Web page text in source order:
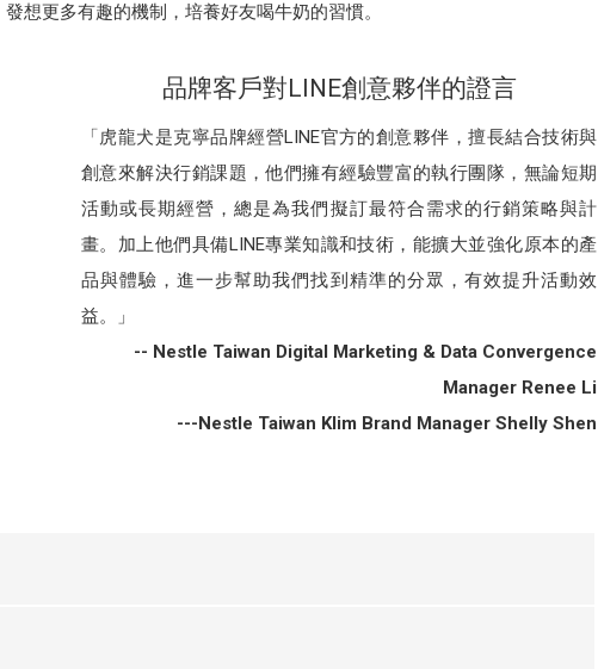
想更多有趣的機制，培養好友喝牛奶的習慣。
品牌客戶對LINE創意夥伴的證言
「虎龍犬是克寧品牌經營LINE官方的創意夥伴，擅長結合技術與
創意來解決行銷課題，他們擁有經驗豐富的執行團隊，無論短期
活動或長期經營，總是為我們擬訂最符合需求的行銷策略與計
畫。加上他們具備LINE專業知識和技術，能擴大並強化原本的產
品與體驗，進一步幫助我們找到精準的分眾，有效提升活動效
益。」
-- Nestle Taiwan Digital Marketing & Data Convergence
Manager Renee Li
---Nestle Taiwan Klim Brand Manager Shelly Shen